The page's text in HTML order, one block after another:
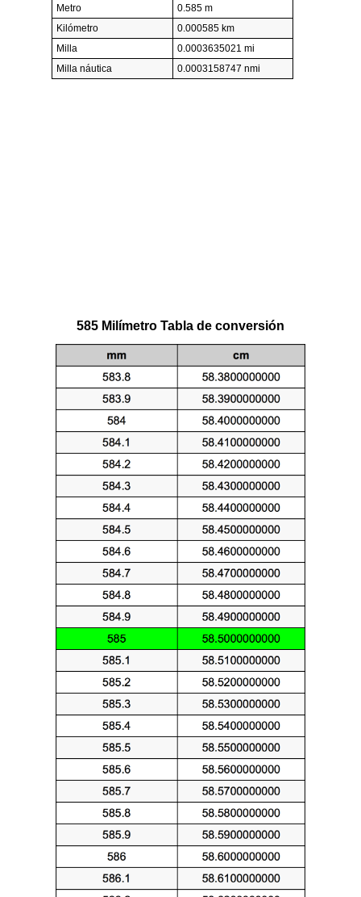
Metro
0.585 m
Kilómetro
0.000585 km
Milla
0.0003635021 mi
Milla náutica
0.0003158747 nmi
585 Milímetro Tabla de conversión